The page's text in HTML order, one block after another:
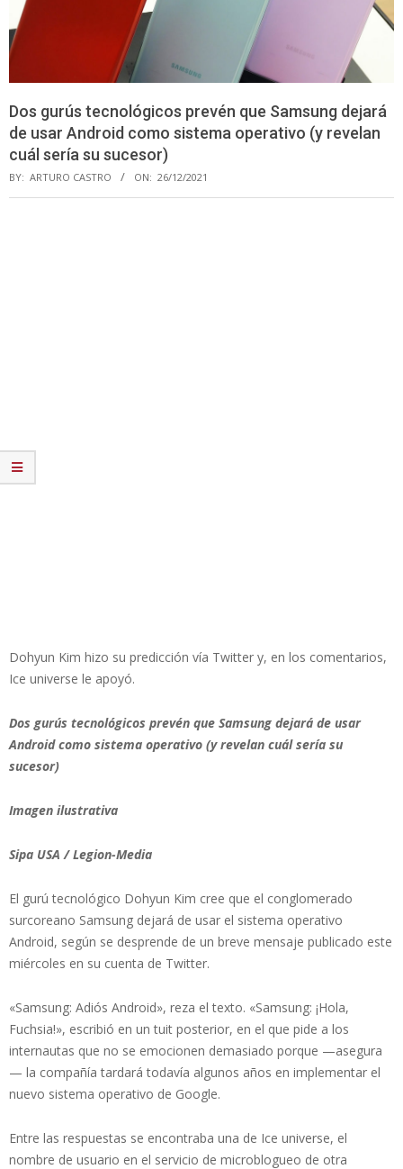
Dos gurús tecnológicos prevén que Samsung dejará
de usar Android como sistema operativo (y revelan
cuál sería su sucesor)
BY: ARTURO CASTRO ON: 26/12/2021
Dohyun Kim hizo su predicción vía Twitter y, en los comentarios,
Ice universe le apoyó.
Dos gurús tecnológicos prevén que Samsung dejará de usar
Android como sistema operativo (y revelan cuál sería su
sucesor)
Imagen ilustrativa
Sipa USA / Legion-Media
El gurú tecnológico Dohyun Kim cree que el conglomerado
surcoreano Samsung dejará de usar el sistema operativo
Android, según se desprende de un breve mensaje publicado este
miércoles en su cuenta de Twitter.
«Samsung: Adiós Android», reza el texto. «Samsung: ¡Hola,
Fuchsia!», escribió en un tuit posterior, en el que pide a los
internautas que no se emocionen demasiado porque —asegura
— la compañía tardará todavía algunos años en implementar el
nuevo sistema operativo de Google.
Entre las respuestas se encontraba una de Ice universe, el
nombre de usuario en el servicio de microblogueo de otra